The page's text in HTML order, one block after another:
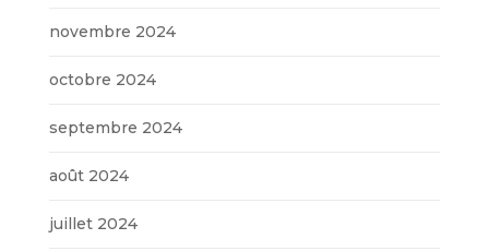
novembre 2024
octobre 2024
septembre 2024
août 2024
juillet 2024